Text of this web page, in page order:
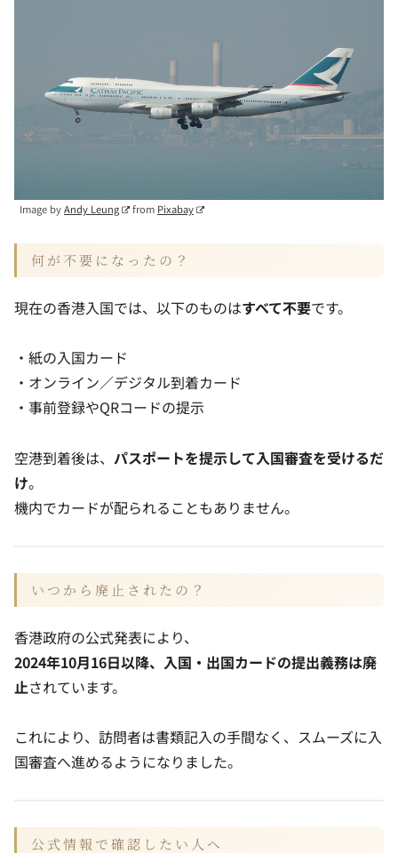
Image byAndy Leung from Pixabay
何が不要になったの？
現在の香港入国では、以下のものはすべて不要です。
・紙の入国カード
・オンライン／デジタル到着カード
・事前登録やQRコードの提示
空港到着後は、 パスポートを提示して入国審査を受けるだ
け。
機内でカードが配られることもありません。
いつから廃止されたの？
香港政府の公式発表により、
2024年10月16日以降、入国・出国カードの提出義務は廃
止されています。
これにより、訪問者は書類記入の手間なく、スムーズに入
国審査へ進めるようになりました。
公式情報で確認したい人へ